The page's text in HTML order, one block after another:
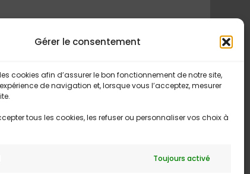
Gérer le consentement
cookies afin d’assurer le bon fonctionnement de notre site,
de navigation et, lorsque vous l’acceptez, mesurer
tous les cookies, les refuser ou personnaliser vos choix à
Toujours activé